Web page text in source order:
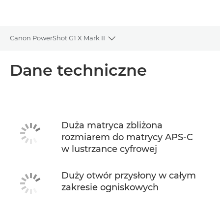
Canon PowerShot G1 X Mark II
Toggle breadcrumbs
Dane techniczne
Duża matryca zbliżona
rozmiarem do matrycy APS-C
w lustrzance cyfrowej
Duży otwór przysłony w całym
zakresie ogniskowych